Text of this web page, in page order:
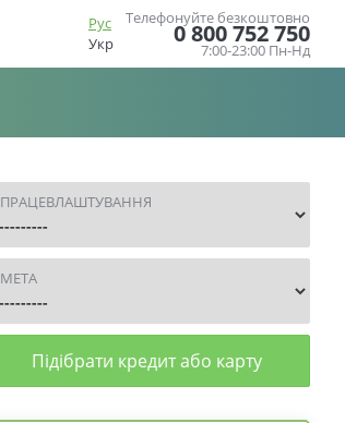
Рус
Укр
Телефонуйте безкоштовно
0 800 752 750
7:00-23:00 Пн-Нд
ПРАЦЕВЛАШТУВАННЯ
МЕТА
Підібрати кредит або карту